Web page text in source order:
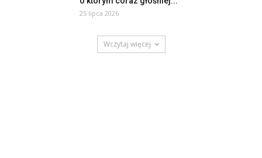
25 lipca 2026
Wczytaj więcej